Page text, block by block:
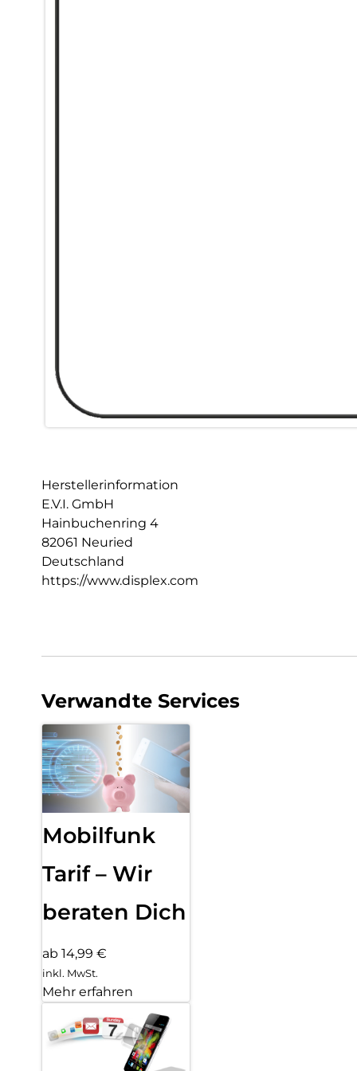
Herstellerinformation
E.V.I. GmbH
Hainbuchenring 4
82061 Neuried
Deutschland
https://www.displex.com
Verwandte Services
Mobilfunk
Tarif – Wir
beraten Dich
ab 14,99 €
inkl. MwSt.
Mehr erfahren